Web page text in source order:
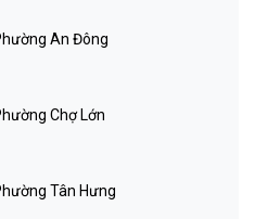
An Đông
Chợ Lớn
Tân Hưng